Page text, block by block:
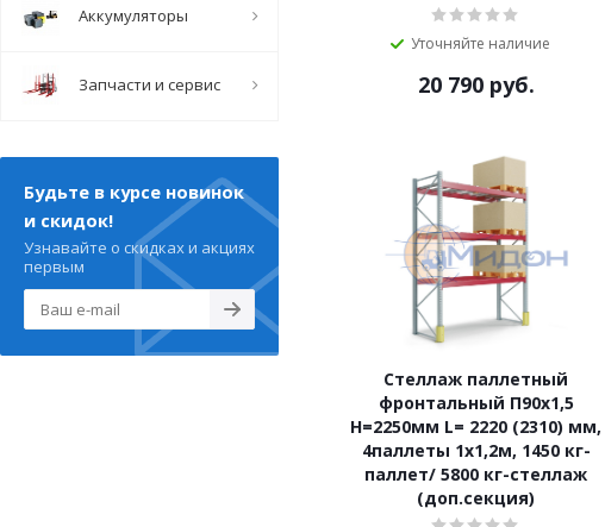
Уточняйте наличие
20 790руб.
Стеллаж паллетный
фронтальный П90х1,5
Н=2250мм L= 2220 (2310) мм,
4паллеты 1х1,2м, 1450 кг-
паллет/ 5800 кг-стеллаж
(доп.секция)
Аккумуляторы
Запчасти и сервис
Будьте в курсе новинок
и скидок!
Узнавайте о скидках и акциях
первым